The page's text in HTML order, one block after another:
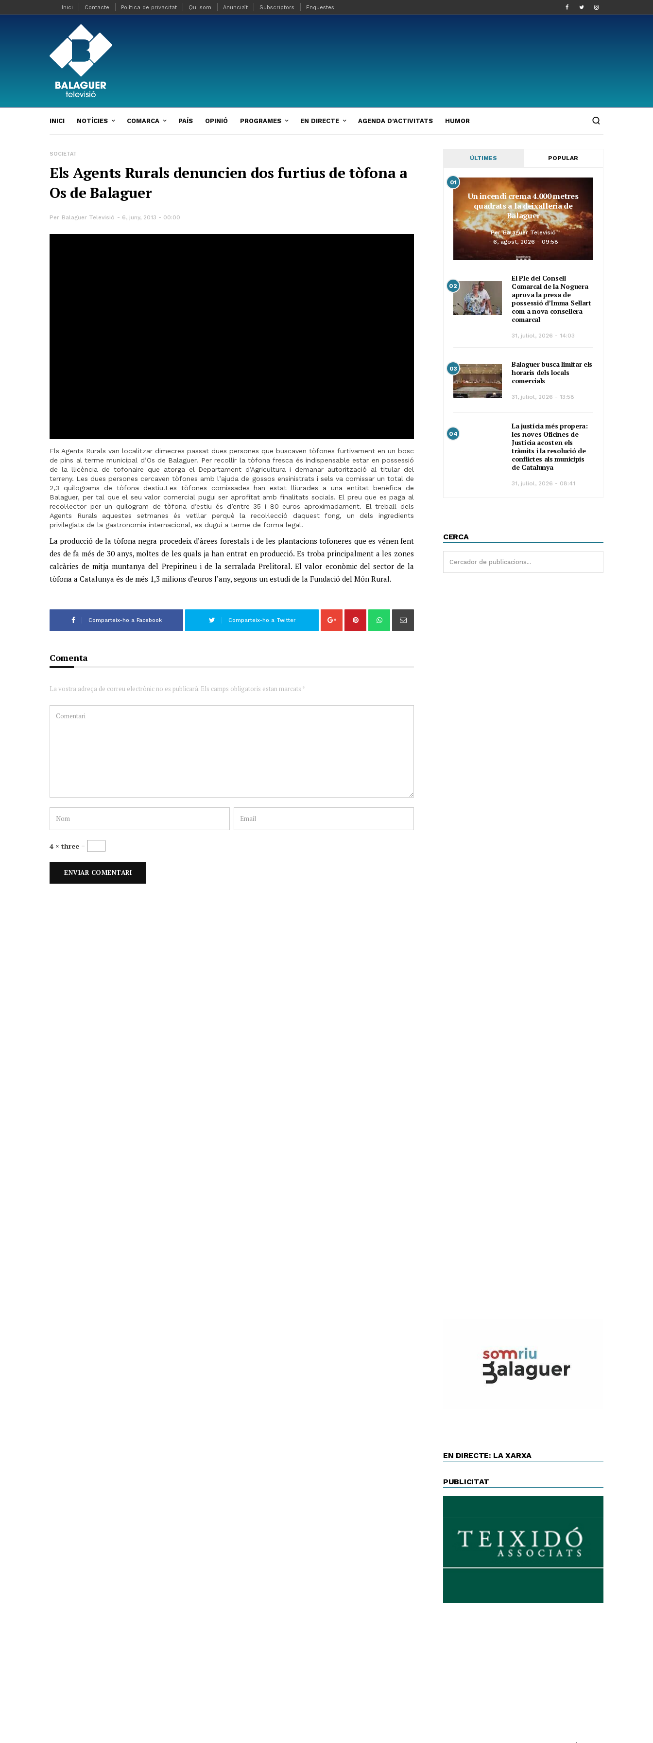
Inici Contacte Política de privacitat Qui som Anuncia’t Subscriptors Enquestes
INICI NOTÍCIES COMARCA PAÍS OPINIÓ PROGRAMES EN DIRECTE AGENDA D’ACTIVITATS HUMOR
SOCIETAT
Els Agents Rurals denuncien dos furtius de tòfona a
Os de Balaguer
Per Balaguer Televisió 6, juny, 2013 - 00:00
Els Agents Rurals van localitzar dimecres passat dues persones que buscaven tòfones furtivament en un bosc
de pins al terme municipal d’Os de Balaguer. Per recollir la tòfona fresca és indispensable estar en possessió
de la llicència de tofonaire que atorga el Departament d’Agricultura i demanar autorització al titular del
terreny. Les dues persones cercaven tòfones amb l’ajuda de gossos ensinistrats i sels va comissar un total de
2,3 quilograms de tòfona destiu.Les tòfones comissades han estat lliurades a una entitat benèfica de
Balaguer, per tal que el seu valor comercial pugui ser aprofitat amb finalitats socials. El preu que es paga al
recol·lector per un quilogram de tòfona d’estiu és d’entre 35 i 80 euros aproximadament. El treball dels
Agents Rurals aquestes setmanes és vetllar perquè la recol·lecció daquest fong, un dels ingredients
privilegiats de la gastronomia internacional, es dugui a terme de forma legal.
La producció de la tòfona negra procedeix d’àrees forestals i de les plantacions tofoneres que es vénen fent
des de fa més de 30 anys, moltes de les quals ja han entrat en producció. Es troba principalment a les zones
calcàries de mitja muntanya del Prepirineu i de la serralada Prelitoral. El valor econòmic del sector de la
tòfona a Catalunya és de més 1,3 milions d’euros l’any, segons un estudi de la Fundació del Món Rural.
Comparteix-ho a Facebook Comparteix-ho a Twitter
Comenta
La vostra adreça de correu electrònic no es publicarà. Els camps obligatoris estan marcats *
4 × three =
ÚLTIMES POPULAR
01
Un incendi crema 4.000 metres
quadrats a la deixalleria de
Balaguer
Per Balaguer Televisió
6, agost, 2026 - 09:58
02
El Ple del Consell
Comarcal de la Noguera
aprova la presa de
possessió d’Imma Sellart
com a nova consellera
comarcal
31, juliol, 2026 - 14:03
03
Balaguer busca limitar els
horaris dels locals
comercials
31, juliol, 2026 - 13:58
04
La justícia més propera:
les noves Oficines de
Justícia acosten els
tràmits i la resolució de
conflictes als municipis
de Catalunya
31, juliol, 2026 - 08:41
CERCA
EN DIRECTE: LA XARXA
PUBLICITAT